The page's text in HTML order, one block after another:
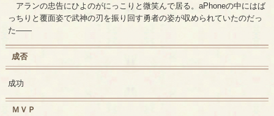
アランの忠告にひよのがにっこりと微笑んで居る。aPhoneの中にはば
っちりと覆面姿で武神の刃を振り回す勇者の姿が収められていたのだっ
た――
成否
成功
ＭＶＰ